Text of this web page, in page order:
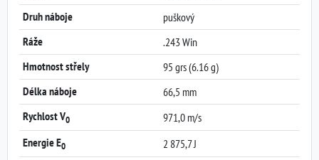
Druh náboje puškový
Ráže .243 Win
Hmotnost střely 95 grs (6.16 g)
Délka náboje 66,5 mm
Rychlost V0 971,0 m/s
Energie E0 2 875,7 J